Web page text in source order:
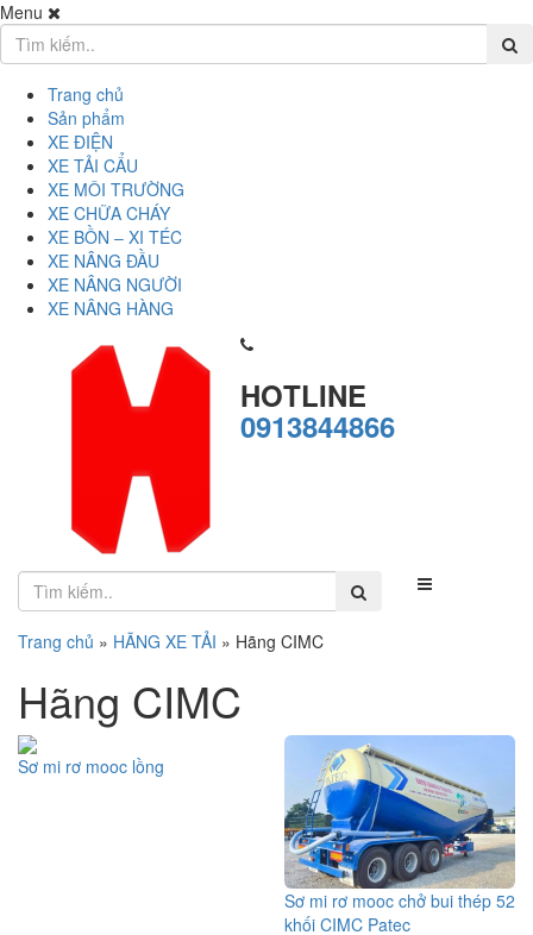
Menu
Trang chủ
Sản phẩm
XE ĐIỆN
XE TẢI CẨU
XE MÔI TRƯỜNG
XE CHỮA CHÁY
XE BỒN – XI TÉC
XE NÂNG ĐẦU
XE NÂNG NGƯỜI
XE NÂNG HÀNG
HOTLINE
0913844866
Trang chủ » HÃNG XE TẢI » Hãng CIMC
Hãng CIMC
Sơ mi rơ mooc lồng
Sơ mi rơ mooc chở bui thép 52
khối CIMC Patec